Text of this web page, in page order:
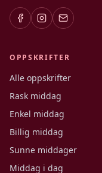
OPPSKRIFTER
Alle oppskrifter
Rask middag
Enkel middag
Billig middag
Sunne middager
Middag i dag